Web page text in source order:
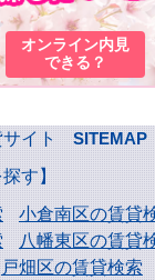
オンライン内見
できる？
イト
SITEMAP
す】
小倉南区の賃貸
八幡東区の賃貸
戸畑区の賃貸検索